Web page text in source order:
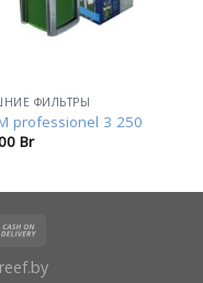
ФИЛЬТРЫ
professionel 3 250
Br